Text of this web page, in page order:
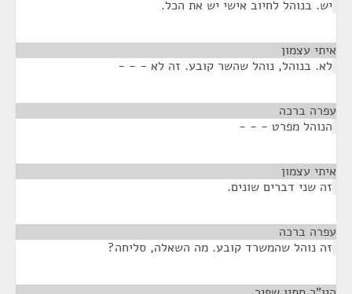
יש. בנוהל לחיוב אישי יש את הכל.
איתי עצמון
לא. בנוהל, נוהל שהשר קובע. זה לא - - -
עפרה ברכה
הנוהל מפרט - - -
איתי עצמון
זה שני דברים שונים.
עפרה ברכה
זה נוהל שהמשרד קובע. מה השאלה, סליחה?